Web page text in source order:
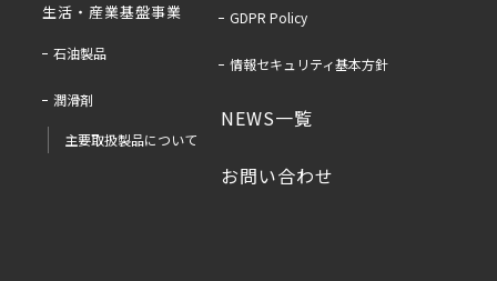
生活・産業基盤事業
石油製品
潤滑剤
主要取扱製品について
GDPR Policy
情報セキュリティ基本方針
NEWS一覧
お問い合わせ